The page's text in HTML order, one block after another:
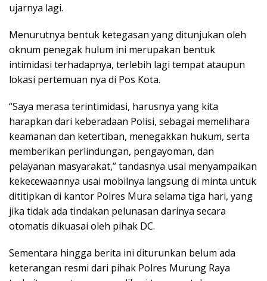
ujarnya lagi.
Menurutnya bentuk ketegasan yang ditunjukan oleh
oknum penegak hulum ini merupakan bentuk
intimidasi terhadapnya, terlebih lagi tempat ataupun
lokasi pertemuan nya di Pos Kota.
“Saya merasa terintimidasi, harusnya yang kita
harapkan dari keberadaan Polisi, sebagai memelihara
keamanan dan ketertiban, menegakkan hukum, serta
memberikan perlindungan, pengayoman, dan
pelayanan masyarakat,” tandasnya usai menyampaikan
kekecewaannya usai mobilnya langsung di minta untuk
dititipkan di kantor Polres Mura selama tiga hari, yang
jika tidak ada tindakan pelunasan darinya secara
otomatis dikuasai oleh pihak DC.
Sementara hingga berita ini diturunkan belum ada
keterangan resmi dari pihak Polres Murung Raya